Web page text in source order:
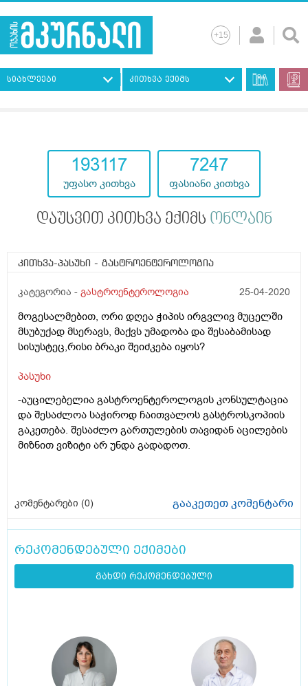
სიახლეები კითხვა ექიმს
193117
უფასო კითხვა
7247
ფასიანი კითხვა
დაუსვით კითხვა ექიმს ონლაინ
კითხვა-პასუხი - გასტროენტეროლოგია
კატეგორია - გასტროენტეროლოგია 25-04-2020
მოგესალმებით, ორი დღეა ჭიპის ირგვლივ მუცელში
მსუბუქად მსერავს, მაქვს უმადობა და შესაბამისად
სისუსტეც,რისი ბრაკი შეიძკება იყოს?
პასუხი
-აუცილებელია გასტროენტეროლოგის კონსულტაცია
და შესაძლოა საჭიროდ ჩაითვალოს გასტროსკოპიის
გაკეთება. შესაძლო გართულების თავიდან აცილების
მიზნით ვიზიტი არ უნდა გადადოთ.
კომენტარები (0) გააკეთეთ კომენტარი
რეკომენდებული ექიმები
გახდი რეკომენდებული